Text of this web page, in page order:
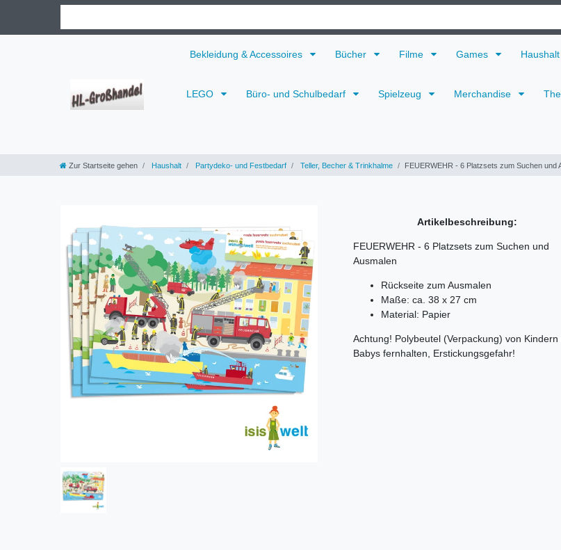
Bekleidung & Accessoires Bücher Filme Games Haushalt
LEGO Büro- und Schulbedarf Spielzeug Merchandise
Zur Startseite gehen Haushalt Partydeko- und Festbedarf Teller, Becher & Trinkhalme FEUERWEHR - 6 Platzsets zum Suchen und
Artikelbeschreibung:
FEUERWEHR - 6 Platzsets zum Suchen und
Ausmalen
Rückseite zum Ausmalen
Maße: ca. 38 x 27 cm
Material: Papier
Achtung! Polybeutel (Verpackung) von Kindern
Babys fernhalten, Erstickungsgefahr!